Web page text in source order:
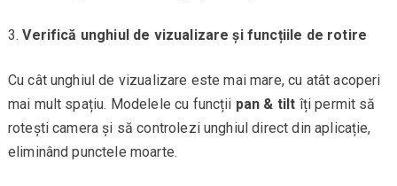
Verifică unghiul de vizualizare și funcțiile de rotire
Cu cât unghiul de vizualizare este mai mare, cu atât acoperi
mai mult spațiu. Modelele cu funcții pan & tilt îți permit să
rotești camera și să controlezi unghiul direct din aplicație,
eliminând punctele moarte.